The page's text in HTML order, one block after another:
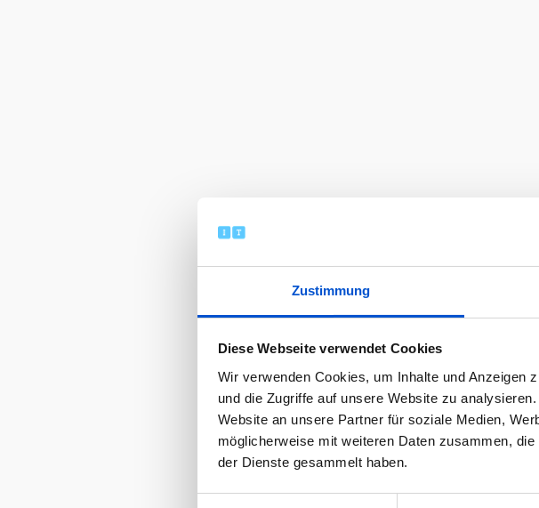
Zustimmung
Diese Webseite verwendet Cookies
Wir verwenden Cookies, um Inhalte und Anzeigen
und die Zugriffe auf unsere Website zu
Website an unsere Partner für soziale Medien,
möglicherweise mit weiteren Daten zusammen,
der Dienste gesammelt haben.